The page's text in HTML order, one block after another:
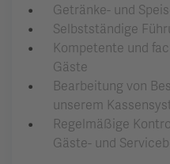
Getränke- und
Selbstständige
Kompetente und
Gäste
Bearbeitung von
unserem
Regelmäßige
Gäste- und